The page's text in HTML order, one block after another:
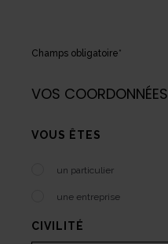
Champs obligatoire*
VOS COORDONNÉES
VOUS ÊTES
un particulier
une entreprise
CIVILITÉ